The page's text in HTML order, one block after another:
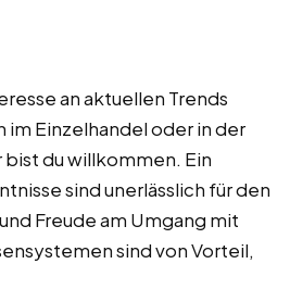
an aktuellen Trends
Einzelhandel oder in der
du willkommen. Ein
sind unerlässlich für den
Freude am Umgang mit
sind von Vorteil,